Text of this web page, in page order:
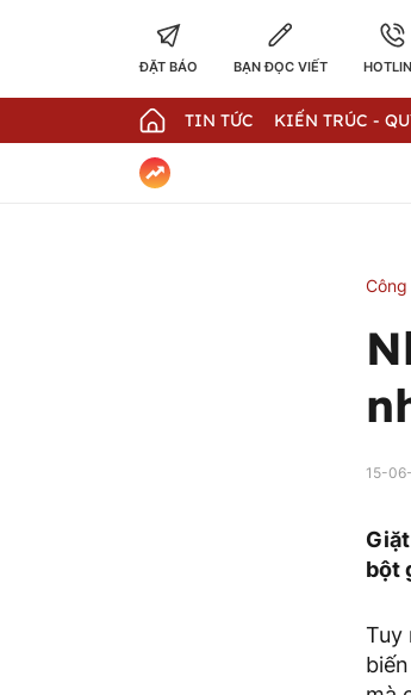
ĐẶT BÁO BẠN ĐỌC VIẾT
TIN TỨC KIẾN TRÚC -
15-
bột
Tuy